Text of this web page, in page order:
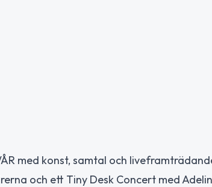
med konst, samtal och
och ett Tiny Desk Concert med